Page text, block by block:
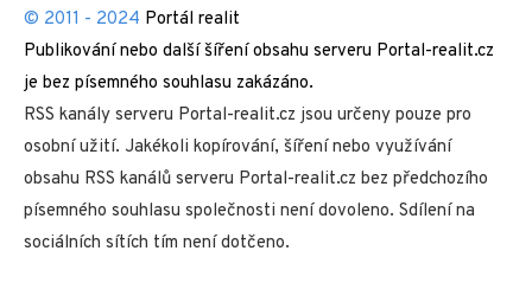
Publikování nebo další šíření obsahu serveru Portal-realit.cz
je bez písemného souhlasu zakázáno.
RSS kanály serveru Portal-realit.cz jsou určeny pouze pro
osobní užití. Jakékoli kopírování, šíření nebo využívání
obsahu RSS kanálů serveru Portal-realit.cz bez předchozího
písemného souhlasu společnosti není dovoleno. Sdílení na
sociálních sítích tím není dotčeno.